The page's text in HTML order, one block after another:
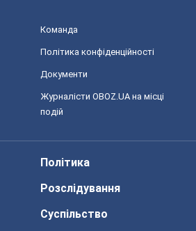
Команда
Політика конфіденційності
Документи
Журналісти OBOZ.UA на місці
подій
Політика
Розслідування
Суспільство